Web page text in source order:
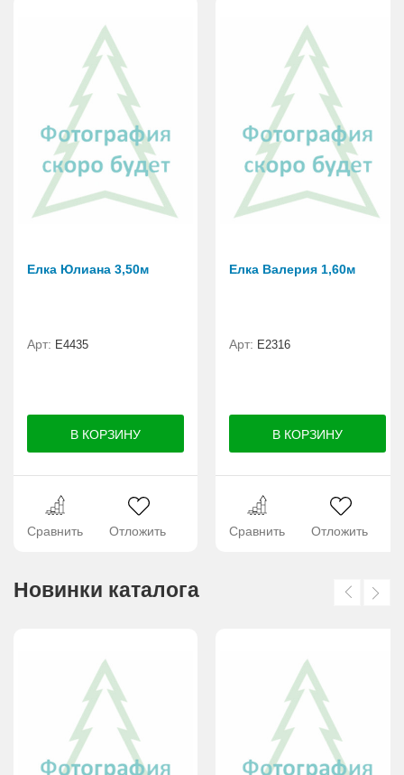
Елка Юлиана 3,50м
Арт: Е4435
Сравнить Отложить
Елка Валерия 1,60м
Арт: E2316
Сравнить Отложить
Новинки каталога